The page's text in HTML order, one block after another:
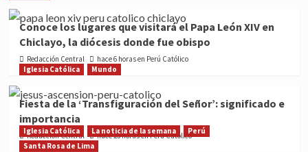
Conoce los lugares que visitará el Papa León XIV en
Chiclayo, la diócesis donde fue obispo
Redacción Central
hace 6 horas en Perú Católico
Iglesia Católica
Mundo
Fiesta de la ‘Transfiguración del Señor’: significado e
importancia
Redacción Central hace 23 horas en Perú Católico
Iglesia Católica La noticia de la semana
Perú
Santa Rosa de Lima